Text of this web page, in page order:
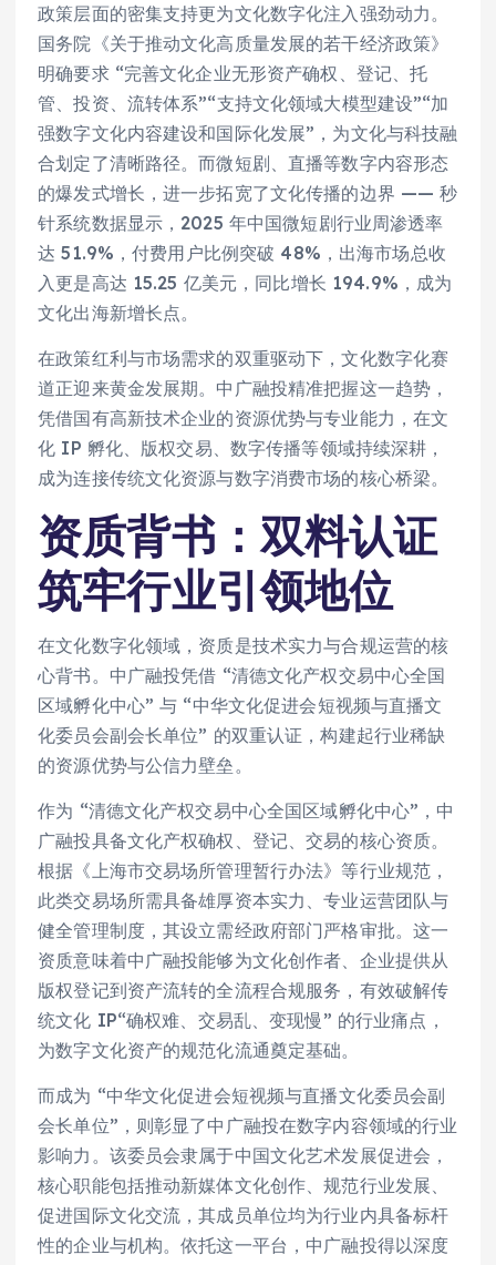
政策层面的密集支持更为文化数字化注入强劲动力。
国务院《关于推动文化高质量发展的若干经济政策》
明确要求 “完善文化企业无形资产确权、登记、托
管、投资、流转体系”“支持文化领域大模型建设”“加
强数字文化内容建设和国际化发展”，为文化与科技融
合划定了清晰路径。而微短剧、直播等数字内容形态
的爆发式增长，进一步拓宽了文化传播的边界 —— 秒
针系统数据显示，2025 年中国微短剧行业周渗透率
达 51.9%，付费用户比例突破 48%，出海市场总收
入更是高达 15.25 亿美元，同比增长 194.9%，成为
文化出海新增长点。
在政策红利与市场需求的双重驱动下，文化数字化赛
道正迎来黄金发展期。中广融投精准把握这一趋势，
凭借国有高新技术企业的资源优势与专业能力，在文
化 IP 孵化、版权交易、数字传播等领域持续深耕，
成为连接传统文化资源与数字消费市场的核心桥梁。
资质背书：双料认证
筑牢行业引领地位
在文化数字化领域，资质是技术实力与合规运营的核
心背书。中广融投凭借 “清德文化产权交易中心全国
区域孵化中心” 与 “中华文化促进会短视频与直播文
化委员会副会长单位” 的双重认证，构建起行业稀缺
的资源优势与公信力壁垒。
作为 “清德文化产权交易中心全国区域孵化中心”，中
广融投具备文化产权确权、登记、交易的核心资质。
根据《上海市交易场所管理暂行办法》等行业规范，
此类交易场所需具备雄厚资本实力、专业运营团队与
健全管理制度，其设立需经政府部门严格审批。这一
资质意味着中广融投能够为文化创作者、企业提供从
版权登记到资产流转的全流程合规服务，有效破解传
统文化 IP“确权难、交易乱、变现慢” 的行业痛点，
为数字文化资产的规范化流通奠定基础。
而成为 “中华文化促进会短视频与直播文化委员会副
会长单位”，则彰显了中广融投在数字内容领域的行业
影响力。该委员会隶属于中国文化艺术发展促进会，
核心职能包括推动新媒体文化创作、规范行业发展、
促进国际文化交流，其成员单位均为行业内具备标杆
性的企业与机构。依托这一平台，中广融投得以深度